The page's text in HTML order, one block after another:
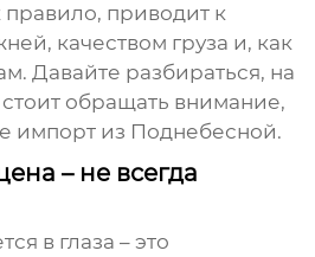
правило, приводит к
качеством груза и, как
Давайте разбираться, на
обращать внимание,
импорт из Поднебесной.
– не всегда
в глаза – это